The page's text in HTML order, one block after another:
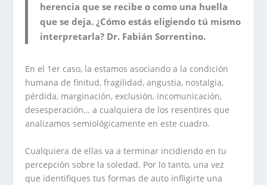
herencia que se recibe o como una huella
que se deja. ¿Cómo estás eligiendo tú mismo
interpretarla? Dr. Fabián Sorrentino.
En el 1er caso, la estamos asociando a la condición
humana de finitud, fragilidad, angustia, nostalgia,
pérdida, marginación, exclusión, incomunicación,
desesperación… a cualquiera de los resentires que
analizamos semiológicamente en este cuadro.
Cualquiera de ellas va a terminar incidiendo en tu
percepción sobre la soledad. Por lo tanto, una vez
que identifiques tus formas de auto infligirte una